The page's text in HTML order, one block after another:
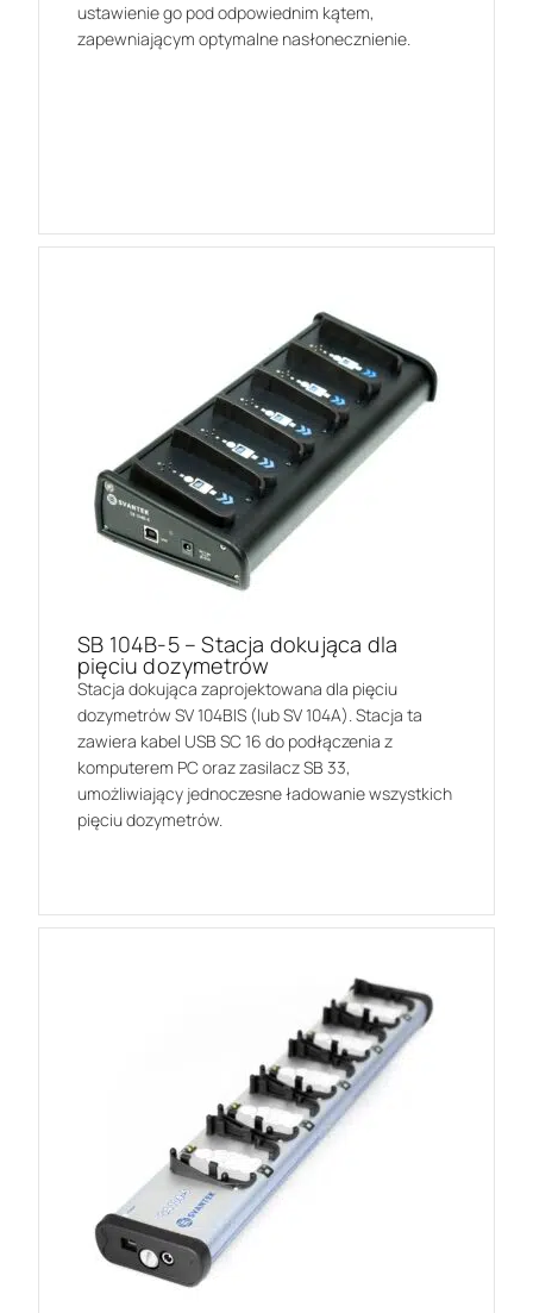
ustawienie go pod odpowiednim kątem,
zapewniającym optymalne nasłonecznienie.
SB 104B-5 – Stacja dokująca dla
pięciu dozymetrów
Stacja dokująca zaprojektowana dla pięciu
dozymetrów SV 104BIS (lub SV 104A). Stacja ta
zawiera kabel USB SC 16 do podłączenia z
komputerem PC oraz zasilacz SB 33,
umożliwiający jednoczesne ładowanie wszystkich
pięciu dozymetrów.